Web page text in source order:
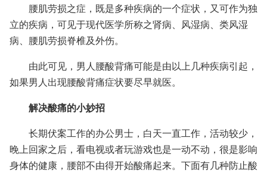
腰肌劳损之症，既是多种疾病的一个症状，又可作为独
立的疾病，可见于现代医学所称之肾病、风湿病、类风湿
病、腰肌劳损脊椎及外伤。
由此可见，男人腰酸背痛可能是由以上几种疾病引起，
如果男人出现腰酸背痛症状要尽早就医。
解决酸痛的小妙招
长期伏案工作的办公男士，白天一直工作，活动较少，
晚上回家之后，看电视或者玩游戏也是一动不动，很是影响
身体的健康，腰部不由得开始酸痛起来。下面有几种防止酸